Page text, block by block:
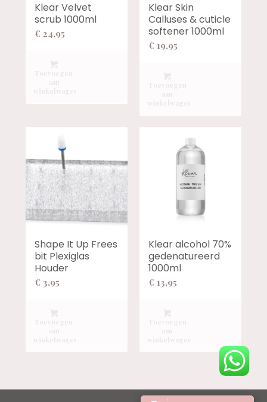
Klear Velvet
scrub 1000ml
€ 24,95
Klear Skin
Calluses & cuticle
softener 1000ml
€ 19,95
Shape It Up Frees
bit Plexiglas
Houder
€ 3,95
Klear alcohol 70%
gedenatureerd
1000ml
€ 13,95